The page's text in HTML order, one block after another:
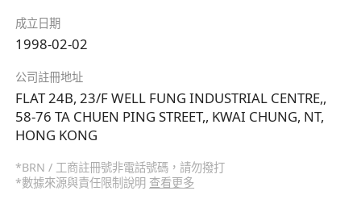
成立日期
1998-02-02
公司註冊地址
FLAT 24B, 23/F WELL FUNG INDUSTRIAL CENTRE,,
58-76 TA CHUEN PING STREET,, KWAI CHUNG, NT,
HONG KONG
*BRN / 工商註冊號非電話號碼，請勿撥打
*數據來源與責任限制說明 查看更多